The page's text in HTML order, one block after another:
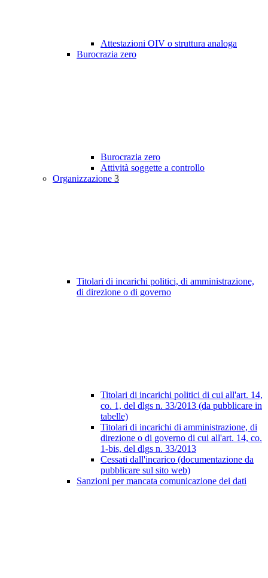
Attestazioni OIV o struttura analoga
Burocrazia zero
Burocrazia zero
Attività soggette a controllo
Organizzazione 3
Titolari di incarichi politici, di amministrazione,
di direzione o di governo
Titolari di incarichi politici di cui all'art. 14,
co. 1, del dlgs n. 33/2013 (da pubblicare in
tabelle)
Titolari di incarichi di amministrazione, di
direzione o di governo di cui all'art. 14, co.
1-bis, del dlgs n. 33/2013
Cessati dall'incarico (documentazione da
pubblicare sul sito web)
Sanzioni per mancata comunicazione dei dati